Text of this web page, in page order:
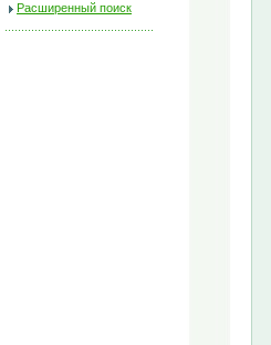
Расширенный поиск